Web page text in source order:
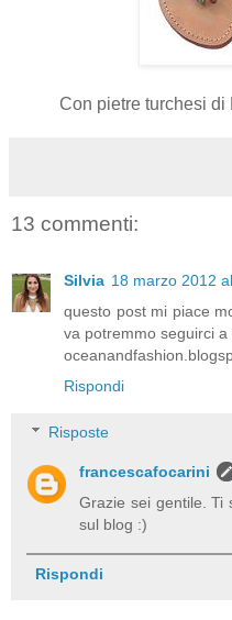
Con pietre turchesi
13 commenti:
Silvia 18 marzo 2012
questo post mi piace
va potremmo seguirci a
Rispondi
Risposte
francescafocarini
Grazie sei gentile. Ti
sul blog :)
Rispondi